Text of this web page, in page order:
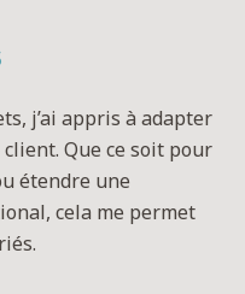
j’ai appris à adapter
client. Que ce soit pour
étendre une
cela me permet